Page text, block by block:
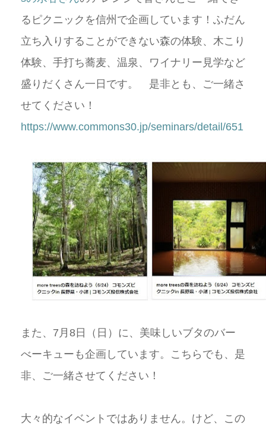
るピクニックを信州で企画しています！ふだん
立ち入りすることができない森の体験、木こり
体験、手打ち蕎麦、温泉、ワイナリー見学など
盛りだくさん一日です。 是非とも、ご一緒さ
せてください！
https://www.commons30.jp/seminars/detail/651
また、7月8日（日）に、美味しいブタのバー
べーキューも企画しています。こちらでも、是
非、ご一緒させてください！
大々的なイベントではありません。けど、この